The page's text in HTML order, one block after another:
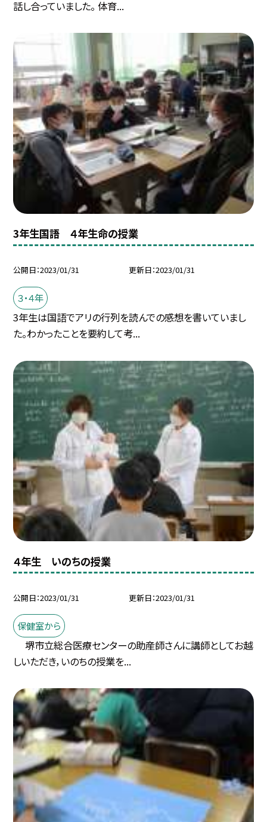
話し合っていました。 体育...
3年生国語 ４年生命の授業
公開日 2023/01/31 更新日 2023/01/31
３・４年
3年生は国語でアリの行列を読んでの感想を書いていまし
た。わかったことを要約して考...
４年生 いのちの授業
公開日 2023/01/31 更新日 2023/01/31
保健室から
堺市立総合医療センターの助産師さんに講師としてお越
しいただき，いのちの授業を...